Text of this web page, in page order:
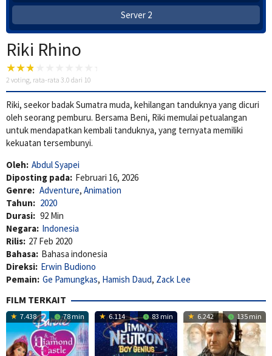
Server 2
Riki Rhino
2 voting, rata-rata 3.0 dari 10
Riki, seekor badak Sumatra muda, kehilangan tanduknya yang dicuri
oleh seorang pemburu. Bersama Beni, Riki memulai petualangan
untuk mendapatkan kembali tanduknya, yang ternyata memiliki
kekuatan tersembunyi.
Oleh: Abdul Syapei
Diposting pada: Februari 16, 2026
Genre: Adventure, Animation
Tahun: 2020
Durasi: 92 Min
Negara: Indonesia
Rilis: 27 Feb 2020
Bahasa: Bahasa indonesia
Direksi: Erwin Budiono
Pemain: Ge Pamungkas, Hamish Daud, Zack Lee
FILM TERKAIT
7.438 78 min 6.114 83 min 6.242 135 min